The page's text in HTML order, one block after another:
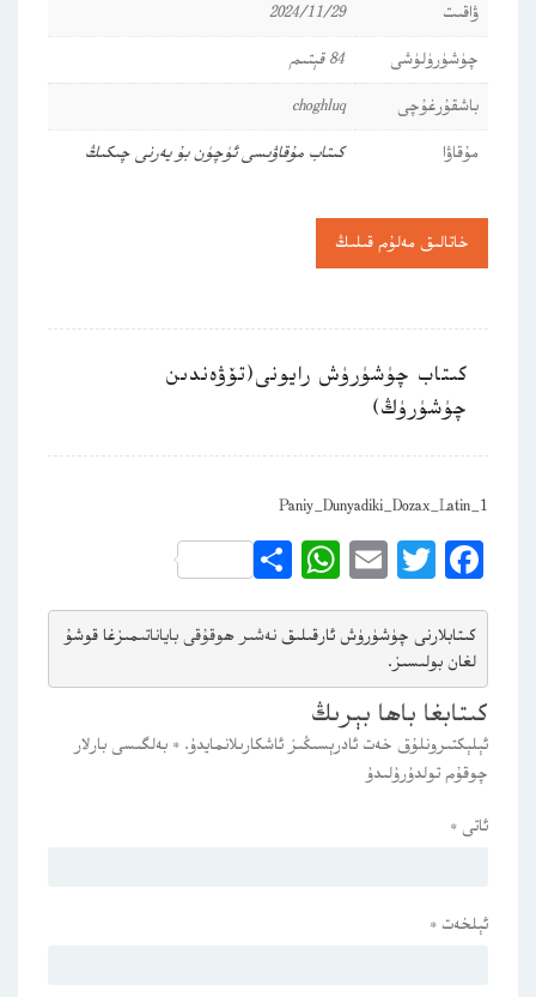
ۋاقىت
2024/11/29
چۈشۈرۈلۈشى
84 قېتىم
باشقۇرغۇچى
choghluq
مۇقاۋا
كىتاب مۇقاۋىسى ئۈچۈن بۇ يەرنى چىكىڭ
خاتالىق مەلۇم قىلىڭ
كىتاب چۈشۈرۈش رايونى(تۆۋەندىن
چۈشۈرۈڭ)
Paniy_Dunyadiki_Dozax_Latin_1
Facebook
Twitter
Email
WhatsApp
Share
كىتابلارنى چۈشۈرۈش ئارقىلىق نەشىر ھوقۇقى باياناتىمىزغا قوشۇ
لغان بولىسىز.
كىتابغا باھا بېرىڭ
ئېلېكتىرونلۇق خەت ئادرېسىڭىز ئاشكارىلانمايدۇ. * بەلگىسى بارلار
چوقۇم تولدۇرۇلىدۇ
ئاتى *
ئېلخەت *